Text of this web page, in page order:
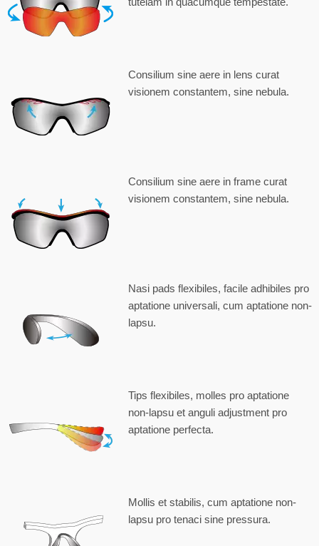
Consilium sine aere in lens curat
visionem constantem, sine nebula.
Consilium sine aere in frame curat
visionem constantem, sine nebula.
Nasi pads flexibiles, facile adhibiles pro
aptatione universali, cum aptatione non-
lapsu.
Tips flexibiles, molles pro aptatione
non-lapsu et anguli adjustment pro
aptatione perfecta.
Mollis et stabilis, cum aptatione non-
lapsu pro tenaci sine pressura.